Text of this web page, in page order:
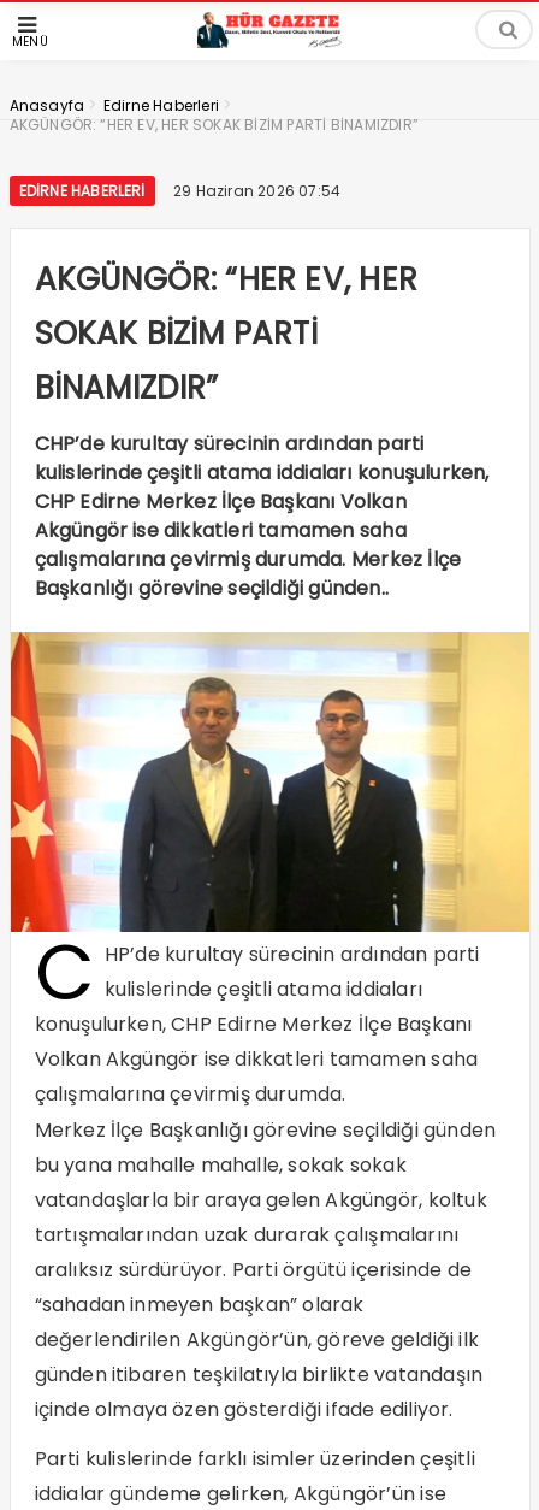
MENÜ
Anasayfa > Edirne Haberleri >
AKGÜNGÖR: “HER EV, HER SOKAK BİZİM PARTİ BİNAMIZDIR”
EDIRNE HABERLERI 29 Haziran 2026 07:54
AKGÜNGÖR: “HER EV, HER
SOKAK BİZİM PARTİ
BİNAMIZDIR”
CHP’de kurultay sürecinin ardından parti
kulislerinde çeşitli atama iddiaları konuşulurken,
CHP Edirne Merkez İlçe Başkanı Volkan
Akgüngör ise dikkatleri tamamen saha
çalışmalarına çevirmiş durumda. Merkez İlçe
Başkanlığı görevine seçildiği günden..
C HP’de kurultay sürecinin ardından parti
kulislerinde çeşitli atama iddiaları
konuşulurken, CHP Edirne Merkez İlçe Başkanı
Volkan Akgüngör ise dikkatleri tamamen saha
çalışmalarına çevirmiş durumda.
Merkez İlçe Başkanlığı görevine seçildiği günden
bu yana mahalle mahalle, sokak sokak
vatandaşlarla bir araya gelen Akgüngör, koltuk
tartışmalarından uzak durarak çalışmalarını
aralıksız sürdürüyor. Parti örgütü içerisinde de
“sahadan inmeyen başkan” olarak
değerlendirilen Akgüngör’ün, göreve geldiği ilk
günden itibaren teşkilatıyla birlikte vatandaşın
içinde olmaya özen gösterdiği ifade ediliyor.
Parti kulislerinde farklı isimler üzerinden çeşitli
iddialar gündeme gelirken, Akgüngör’ün ise